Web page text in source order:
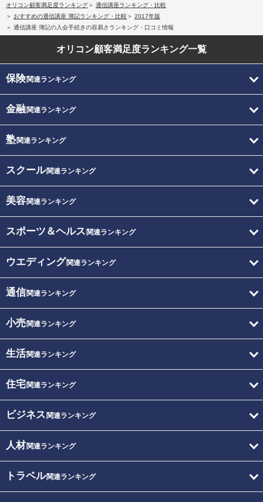
オリコン顧客満足度ランキング
通信講座ランキング・比較
おすすめの通信講座 簿記ランキング・比較
2017年版
通信講座 簿記の入会手続きの容易さランキング・口コミ情報
オリコン顧客満足度ランキング一覧
保険関連ランキング
金融関連ランキング
塾関連ランキング
スクール関連ランキング
美容関連ランキング
スポーツ＆ヘルス 関連ランキング
ウエディング関連ランキング
通信関連ランキング
小売関連ランキング
生活関連ランキング
住宅関連ランキング
ビジネス 関連ランキング
人材関連ランキング
トラベル関連ランキング